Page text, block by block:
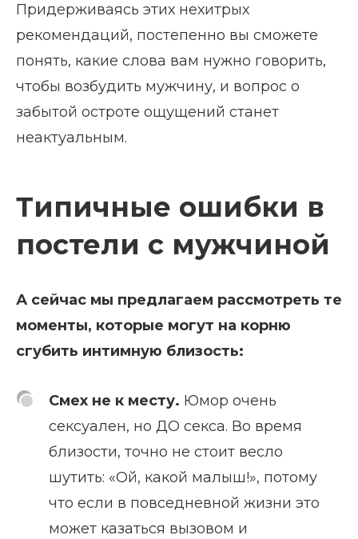
Придерживаясь этих нехитрых
рекомендаций, постепенно вы сможете
понять, какие слова вам нужно говорить,
чтобы возбудить мужчину, и вопрос о
забытой остроте ощущений станет
неактуальным.
Типичные ошибки в
постели с мужчиной
А сейчас мы предлагаем рассмотреть те
моменты, которые могут на корню
сгубить интимную близость:
Смех не к месту. Юмор очень
сексуален, но ДО секса. Во время
близости, точно не стоит весло
шутить: «Ой, какой малыш!», потому
что если в повседневной жизни это
может казаться вызовом и